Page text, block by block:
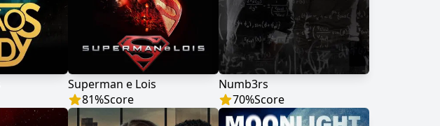
Superman e Lois
81%Score
Numb3rs
70%Score